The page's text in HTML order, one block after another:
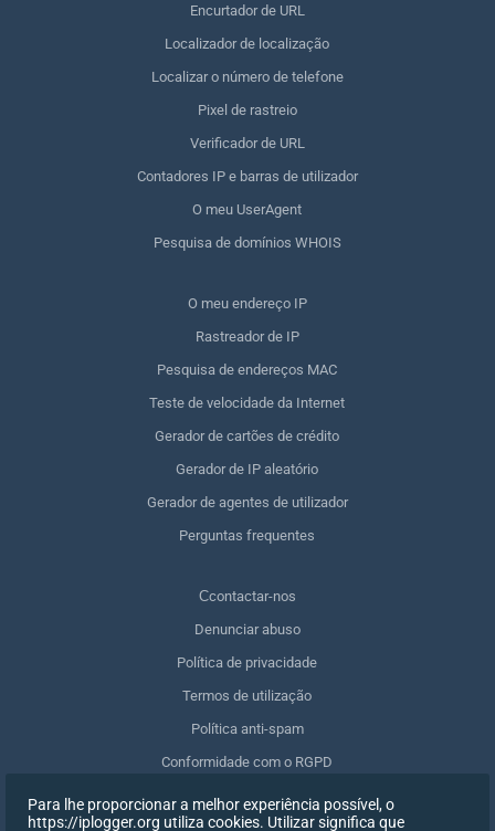
Encurtador de URL
Localizador de localização
Localizar o número de telefone
Pixel de rastreio
Verificador de URL
Contadores IP e barras de utilizador
O meu UserAgent
Pesquisa de domínios WHOIS
O meu endereço IP
Rastreador de IP
Pesquisa de endereços MAC
Teste de velocidade da Internet
Gerador de cartões de crédito
Gerador de IP aleatório
Gerador de agentes de utilizador
Perguntas frequentes
Сcontactar-nos
Denunciar abuso
Política de privacidade
Termos de utilização
Política anti-spam
Conformidade com o RGPD
Apagar os meus dados
Para lhe proporcionar a melhor experiência possível, o
https://iplogger.org utiliza cookies. Utilizar significa que